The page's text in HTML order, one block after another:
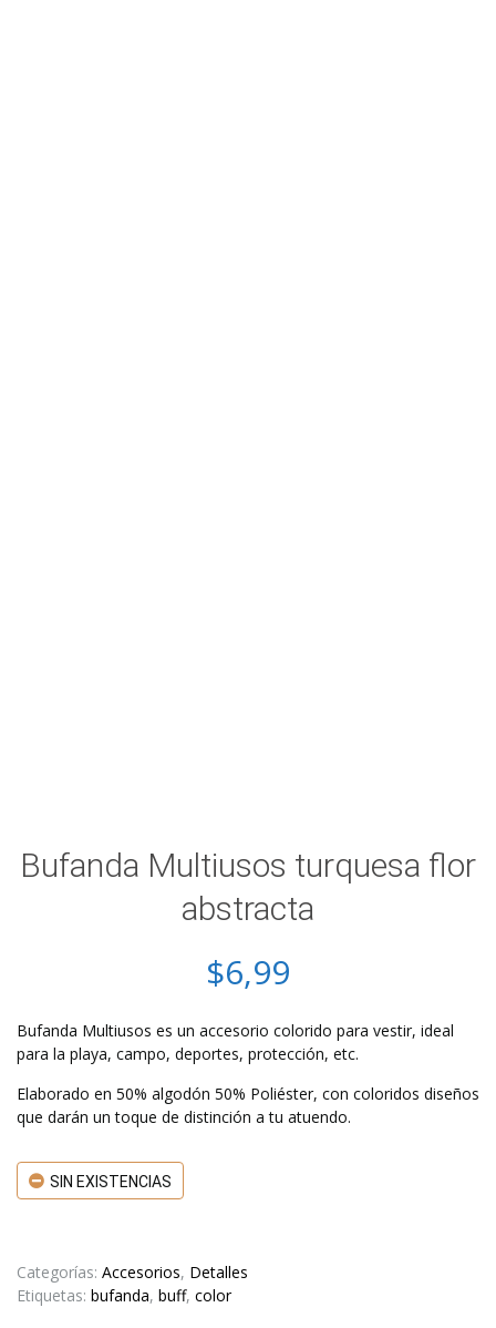
Bufanda Multiusos turquesa flor
abstracta
$6,99
Bufanda Multiusos es un accesorio colorido para vestir, ideal
para la playa, campo, deportes, protección, etc.
Elaborado en 50% algodón 50% Poliéster, con coloridos diseños
que darán un toque de distinción a tu atuendo.
SIN EXISTENCIAS
Categorías: Accesorios, Detalles
Etiquetas: bufanda, buff, color